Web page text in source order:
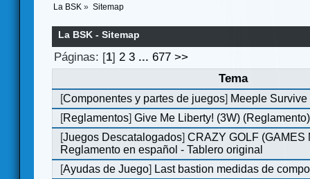
La BSK » Sitemap
La BSK - Sitemap
Páginas: [1]2 3 ...677 >>
Tema
[Componentes y partes de juegos] Meeple
[Reglamentos]Give Me Liberty! (3W) (Reglamento)
[Juegos Descatalogados]CRAZY GOLF (GAMES
Reglamento en español - Tablero original
[Ayudas de Juego] Last bastion medidas de